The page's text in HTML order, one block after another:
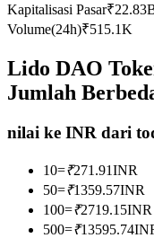
Menjadi Pedagang
Nikmati
Kapitalisasi Pasar₹
Volume(24h)₹515.1K
Lido DAO
Jumlah
nilai ke INR dari
10=₹271.91INR
50=₹1359.57INR
100=₹2719.15INR
500=₹13595.74